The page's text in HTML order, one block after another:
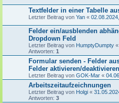
Textfelder in einer Tabelle
Letzter Beitrag von Yan «
Felder ein/ausblenden
Dropdown Feld
Letzter Beitrag von HumptyDumpty «
Antworten: 1
Formular senden - Felder
Felder aktivieren/deaktivieren
Letzter Beitrag von GOK-Mar «
Arbeitszeitaufzeichnungen
Letzter Beitrag von Holgi «
Antworten: 3